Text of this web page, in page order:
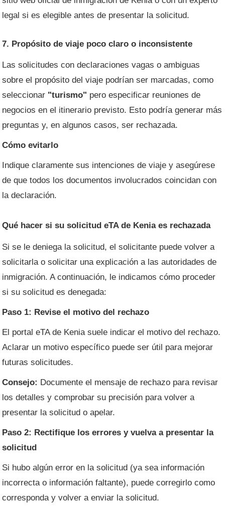
legal si es elegible antes de presentar la solicitud.
7. Propósito de viaje poco claro o inconsistente
Las solicitudes con declaraciones vagas o ambiguas
sobre el propósito del viaje podrían ser marcadas, como
seleccionar "turismo" pero especificar reuniones de
negocios en el itinerario previsto. Esto podría generar más
preguntas y, en algunos casos, ser rechazada.
Cómo evitarlo
Indique claramente sus intenciones de viaje y asegúrese
de que todos los documentos involucrados coincidan con
la declaración.
Qué hacer si su solicitud eTA de Kenia es rechazada
Si se le deniega la solicitud, el solicitante puede volver a
solicitarla o solicitar una explicación a las autoridades de
inmigración. A continuación, le indicamos cómo proceder
si su solicitud es denegada:
Paso 1: Revise el motivo del rechazo
El portal eTA de Kenia suele indicar el motivo del rechazo.
Aclarar un motivo específico puede ser útil para mejorar
futuras solicitudes.
Consejo: Documente el mensaje de rechazo para revisar
los detalles y comprobar su precisión para volver a
presentar la solicitud o apelar.
Paso 2: Rectifique los errores y vuelva a presentar la
solicitud
Si hubo algún error en la solicitud (ya sea información
incorrecta o información faltante), puede corregirlo como
corresponda y volver a enviar la solicitud.